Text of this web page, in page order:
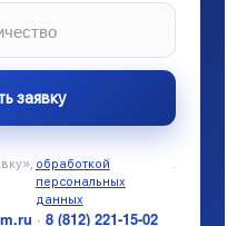
обработкой
персональных
данных
.
· 8 (812) 221-15-02